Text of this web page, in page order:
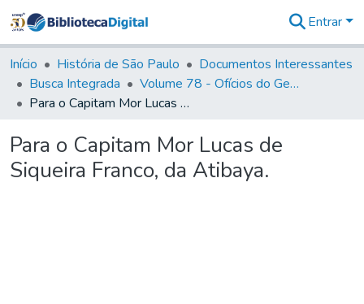
&
Coleções
Tudo na
Biblioteca
Estatísticas
Entrar
Início História de São Paulo
Documentos Interessantes
Busca Integrada
Volume 78 - Ofícios do General Martim Lopes Lobo de Saldanha (1777)
Para o Capitam Mor Lucas de Siqueira Franco, da Atibaya.
Para o Capitam Mor Lucas de
Siqueira Franco, da Atibaya.